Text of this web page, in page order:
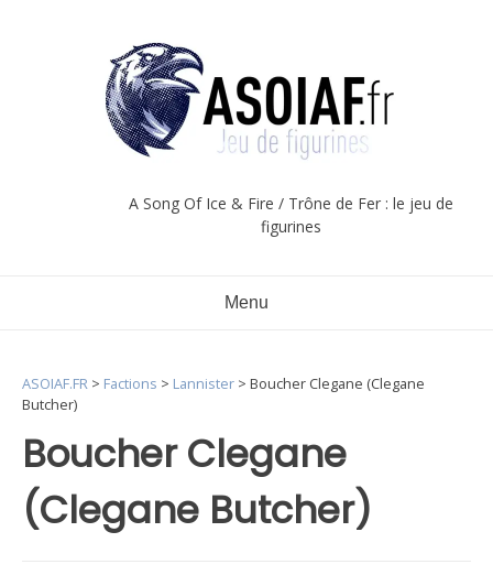
A Song Of Ice & Fire / Trône de Fer : le jeu de
figurines
Menu
Boucher Clegane
(Clegane Butcher)
ASOIAF.FR > Factions > Lannister > Boucher Clegane (Clegane
Butcher)